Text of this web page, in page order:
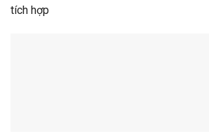
tích hợp